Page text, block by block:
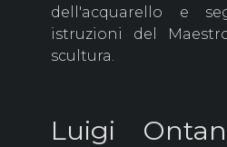
dell'acquarello e
istruzioni del
scultura.
Luigi